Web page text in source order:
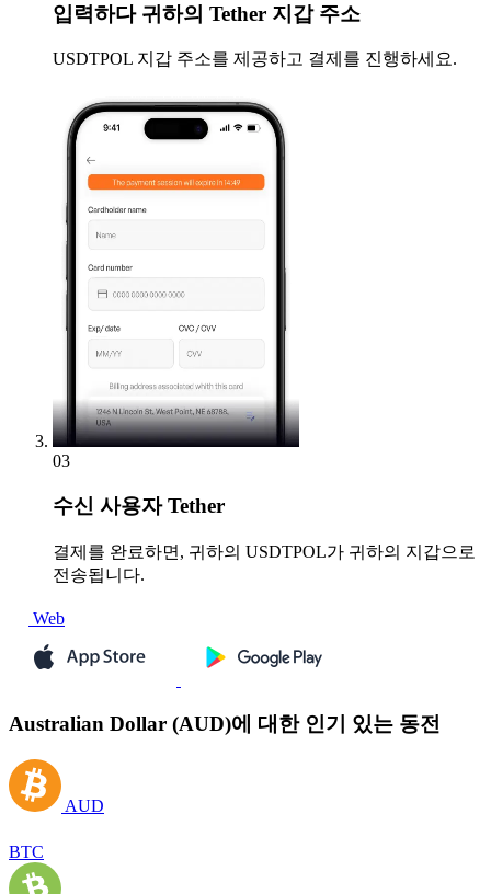
입력하다귀하의 Tether 지갑 주소
USDTPOL 지갑 주소를 제공하고 결제를 진행하세요.
03
수신 사용자 Tether
결제를 완료하면, 귀하의 USDTPOL가 귀하의 지갑으로
전송됩니다.
Web
Australian Dollar (AUD)에 대한 인기 있는 동전
AUD
BTC